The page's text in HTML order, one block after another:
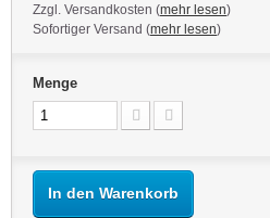
Zzgl. Versandkosten (mehr lesen)
Sofortiger Versand (mehr lesen)
Menge
In den Warenkorb